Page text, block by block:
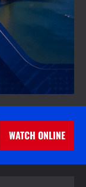
WATCH ONLINE